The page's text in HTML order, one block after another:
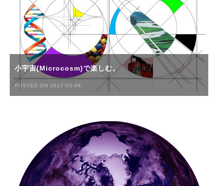
小宇宙(Microcosm)で楽しむ。
POSTED ON 2017-03-09